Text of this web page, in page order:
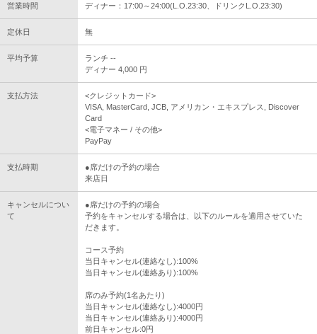
営業時間 ディナー：17:00～24:00(L.O.23:30、ドリンクL.O.23:30)
定休日 無
平均予算
ランチ --
ディナー 4,000 円
支払方法
<クレジットカード>
VISA, MasterCard, JCB, アメリカン・エキスプレス, Discover
Card
<電子マネー / その他>
PayPay
支払時期
●席だけの予約の場合
来店日
キャンセルについ
て
●席だけの予約の場合
予約をキャンセルする場合は、以下のルールを適用させていた
だきます。
コース予約
当日キャンセル(連絡なし):100%
当日キャンセル(連絡あり):100%
席のみ予約(1名あたり)
当日キャンセル(連絡なし):4000円
当日キャンセル(連絡あり):4000円
前日キャンセル:0円